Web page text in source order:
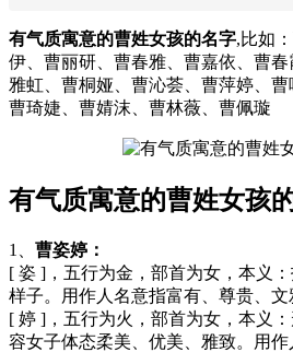
有气质寓意的曹姓女孩的名字,比如
伊、曹丽研、曹春雅、曹嘉依、曹
雅虹、曹桐娅、曹沁荟、曹萍婷、曹
曹琦婕、曹婧沫、曹林薇、曹佩璇
有气质寓意的曹姓女孩
1、 曹姿婷：
[ 姿 ]，五行为金，部首为女，本义
样子。用作人名意指富有、尊贵、文
[ 婷 ]，五行为火，部首为女，本义
容女子体态柔美、优美、雅致。用